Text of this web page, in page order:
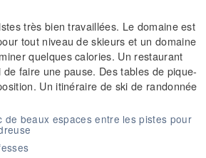
très bien travaillées. Le domaine est
tout niveau de skieurs et un domaine
quelques calories. Un restaurant
faire une pause. Des tables de pique-
Un itinéraire de ski de randonnée
de beaux espaces entre les pistes pour